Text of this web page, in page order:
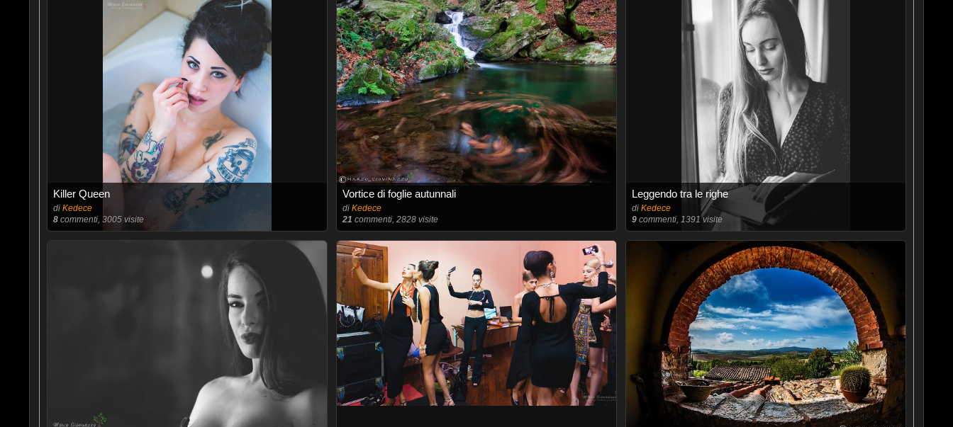
Killer Queen
di Kedece
8commenti, 3005 visite
Vortice di foglie autunnali
di Kedece
21 commenti, 2828 visite
Leggendo tra le righe
diKedece
9 commenti, 1391 visite